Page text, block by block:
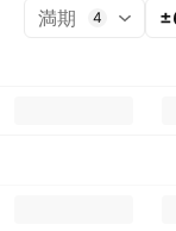
満期 4